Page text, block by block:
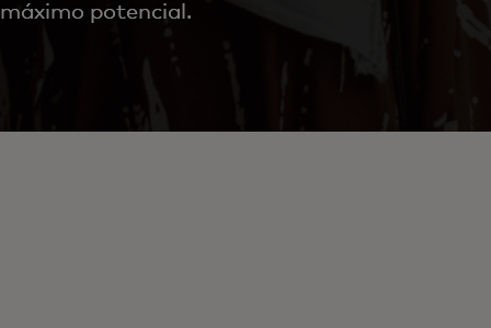
máximo potencial.